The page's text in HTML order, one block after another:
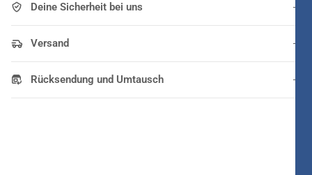
Deine Sicherheit bei uns
Versand
Rücksendung und Umtausch